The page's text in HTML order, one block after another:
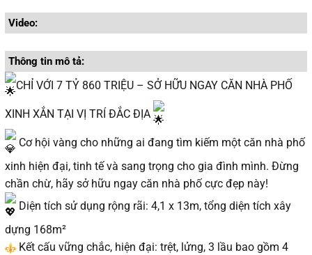
Video:
Thông tin mô tả:
CHỈ VỚI 7 TỶ 860 TRIỆU – SỞ HỮU NGAY CĂN NHÀ PHỐ
XINH XẮN TẠI VỊ TRÍ ĐẮC ĐỊA
Cơ hội vàng cho những ai đang tìm kiếm một căn nhà phố
xinh hiện đại, tinh tế và sang trọng cho gia đình mình. Đừng
chần chừ, hãy sở hữu ngay căn nhà phố cực đẹp này!
Diện tích sử dụng rộng rãi: 4,1 x 13m, tổng diện tích xây
dựng 168m²
Kết cấu vững chắc, hiện đại: trệt, lửng, 3 lầu bao gồm 4